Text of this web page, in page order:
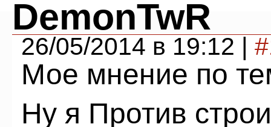
DemonTwR
26/05/2014 в 19:12 |
Мое мнение по
Ну я Против